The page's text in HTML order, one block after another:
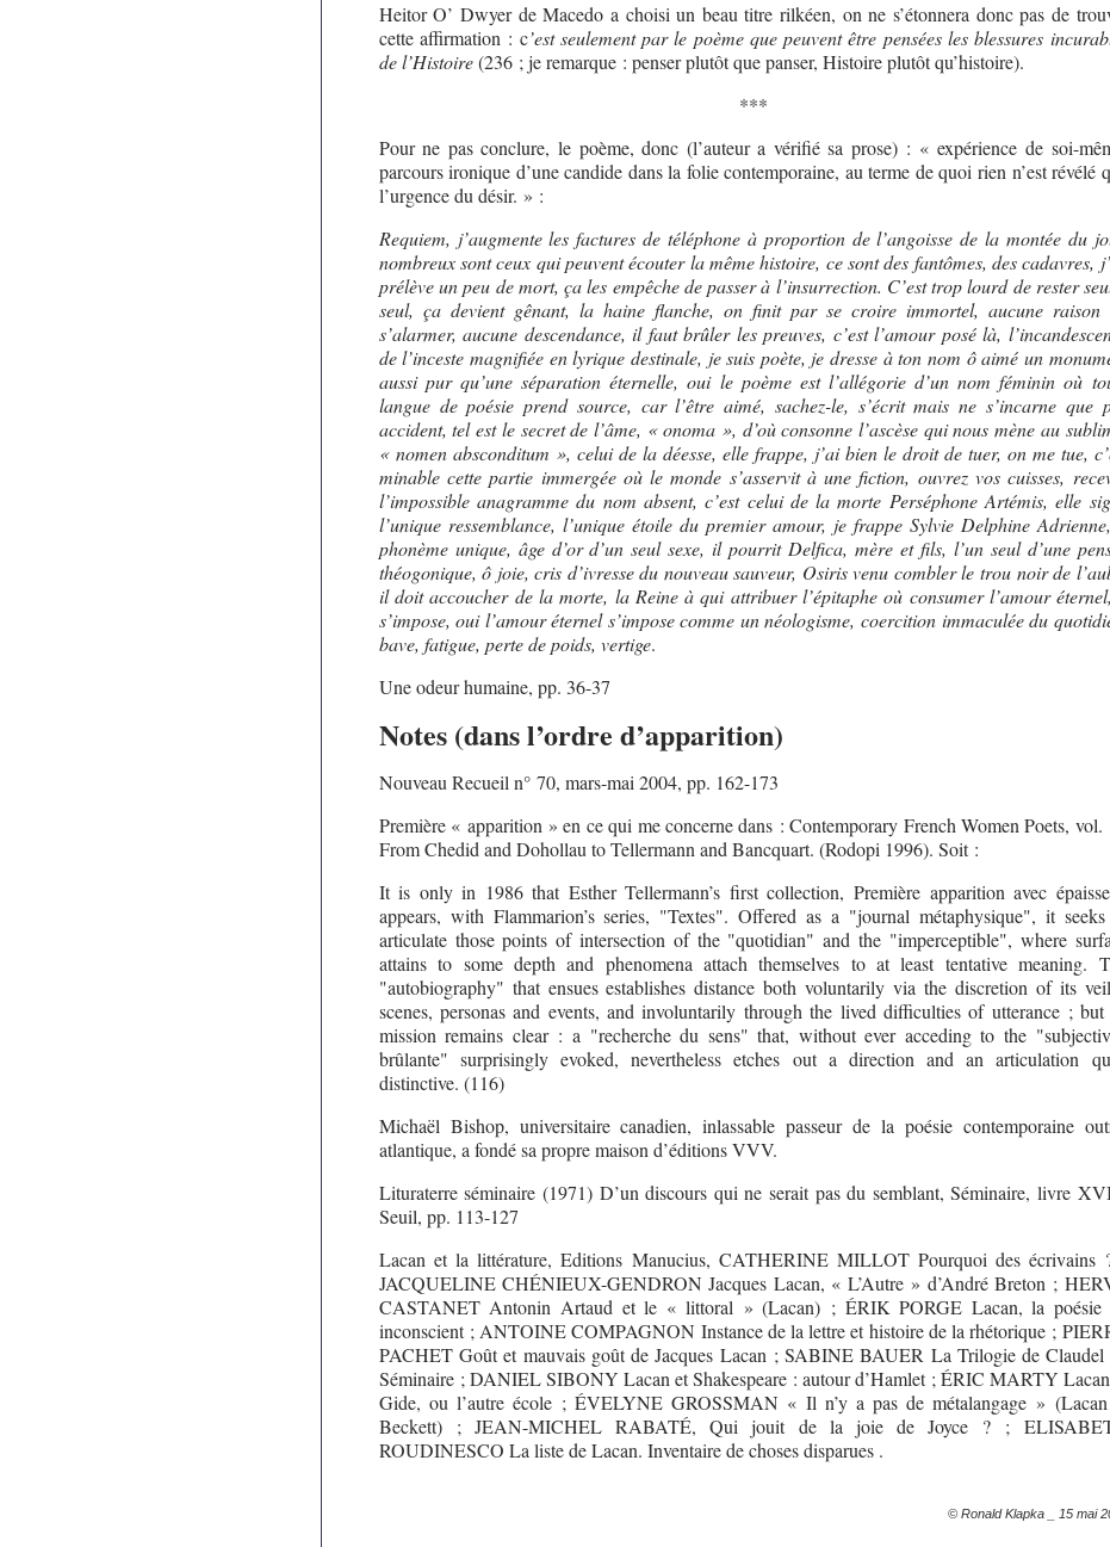
Heitor O’ Dwyer de Macedo a choisi un beau titre rilkéen, on ne s’étonnera donc pas de
cette affirmation : c’est seulement par le poème que peuvent être pensées les blessures
de l’Histoire(236 ; je remarque : penser plutôt que panser, Histoire plutôt qu’histoire).
***
Pour ne pas conclure, le poème, donc (l’auteur a vérifié sa prose) : « expérience de soi-
parcours ironique d’une candide dans la folie contemporaine, au terme de quoi rien n’est révélé
l’urgence du désir. » :
Requiem, j’augmente les factures de téléphone à proportion de l’angoisse de la montée du
nombreux sont ceux qui peuvent écouter la même histoire, ce sont des fantômes, des cadavres,
prélève un peu de mort, ça les empêche de passer à l’insurrection. C’est trop lourd de rester
seul, ça devient gênant, la haine flanche, on finit par se croire immortel, aucune raison
s’alarmer, aucune descendance, il faut brûler les preuves, c’est l’amour posé là,
de l’inceste magnifiée en lyrique destinale, je suis poète, je dresse à ton nom ô aimé un
aussi pur qu’une séparation éternelle, oui le poème est l’allégorie d’un nom féminin où
langue de poésie prend source, car l’être aimé, sachez-le, s’écrit mais ne s’incarne que
accident, tel est le secret de l’âme, « onoma », d’où consonne l’ascèse qui nous mène au
« nomen absconditum », celui de la déesse, elle frappe, j’ai bien le droit de tuer, on me tue,
minable cette partie immergée où le monde s’asservit à une fiction, ouvrez vos cuisses,
l’impossible anagramme du nom absent, c’est celui de la morte Perséphone Artémis, elle
l’unique ressemblance, l’unique étoile du premier amour, je frappe Sylvie Delphine
phonème unique, âge d’or d’un seul sexe, il pourrit Delfica, mère et fils, l’un seul d’une
théogonique, ô joie, cris d’ivresse du nouveau sauveur, Osiris venu combler le trou noir de
il doit accoucher de la morte, la Reine à qui attribuer l’épitaphe où consumer l’amour
s’impose, oui l’amour éternel s’impose comme un néologisme, coercition immaculée du
bave, fatigue, perte de poids, vertige.
Une odeur humaine, pp. 36-37
Notes (dans l’ordre d’apparition)
Nouveau Recueil n° 70, mars-mai 2004, pp. 162-173
Première « apparition » en ce qui me concerne dans : Contemporary French Women Poets, vol.
From Chedid and Dohollau to Tellermann and Bancquart. (Rodopi 1996). Soit :
It is only in 1986 that Esther Tellermann’s first collection, Première apparition avec
appears, with Flammarion’s series, "Textes". Offered as a "journal métaphysique", it
articulate those points of intersection of the "quotidian" and the "imperceptible", where
attains to some depth and phenomena attach themselves to at least tentative meaning.
"autobiography" that ensues establishes distance both voluntarily via the discretion of its
scenes, personas and events, and involuntarily through the lived difficulties of utterance ;
mission remains clear : a "recherche du sens" that, without ever acceding to the
brûlante" surprisingly evoked, nevertheless etches out a direction and an articulation
distinctive. (116)
Michaël Bishop, universitaire canadien, inlassable passeur de la poésie contemporaine
atlantique, a fondé sa propre maison d’éditions VVV.
Lituraterre séminaire (1971) D’un discours qui ne serait pas du semblant, Séminaire, livre
Seuil, pp. 113-127
Lacan et la littérature, Editions Manucius, CATHERINE MILLOT Pourquoi des écrivains
JACQUELINE CHÉNIEUX-GENDRON Jacques Lacan, « L’Autre » d’André Breton ;
CASTANET Antonin Artaud et le « littoral » (Lacan) ; ÉRIK PORGE Lacan, la poésie
inconscient ; ANTOINE COMPAGNON Instance de la lettre et histoire de la rhétorique ;
PACHET Goût et mauvais goût de Jacques Lacan ; SABINE BAUER La Trilogie de Claudel
Séminaire ; DANIEL SIBONY Lacan et Shakespeare : autour d’Hamlet ; ÉRIC MARTY
Gide, ou l’autre école ; ÉVELYNE GROSSMAN « Il n’y a pas de métalangage »
Beckett) ; JEAN-MICHEL RABATÉ, Qui jouit de la joie de Joyce ? ;
ROUDINESCO La liste de Lacan. Inventaire de choses disparues .
© Ronald Klapka _ 15 mai